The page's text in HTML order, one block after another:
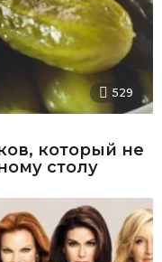
529
который не
столу